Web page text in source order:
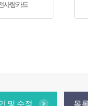
사랑카드
및 수정 목